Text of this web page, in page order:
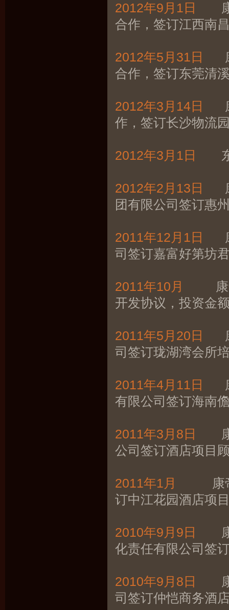
2012年9月1日
康
合作，签订江西南
2012年5月31日
康
合作，签订东莞清
2012年3月14日
康
作，签订长沙物流
2012年3月1日 东
2012年2月13日
康
团有限公司签订惠
2011年12月1日
康
司签订嘉富好第坊
2011年10月
康帝
开发协议，投资金
2011年5月20日
康
司签订珑湖湾会所
2011年4月11日
康
有限公司签订海南
2011年3月8日
康
公司签订酒店项目
2011年1月
康帝
订中江花园酒店项
2010年9月9日
康
化责任有限公司签
2010年9月8日
康
司签订仲恺商务酒